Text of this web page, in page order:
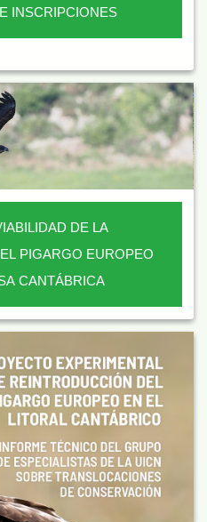
INSCRIPCIONES
DE LA
PIGARGO EUROPEO
CANTÁBRICA